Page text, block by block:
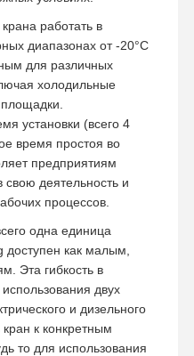
работать в
диапазонах от -20°C
для различных
холодильные
установки (всего 4
время простоя во
предприятиям
свою деятельность и
процессов.
одна единица
доступен как малым,
Эта гибкость в
двух
и дизельного
к конкретным
то для использования